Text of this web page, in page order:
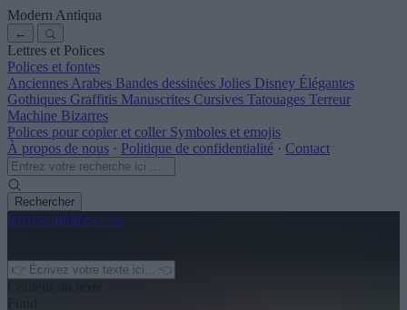
Modern Antiqua
←
Lettres et Polices
Polices et fontes
Anciennes Arabes Bandes dessinées Jolies Disney Élégantes
Gothiques Graffitis Manuscrites Cursives Tatouages Terreur
Machine Bizarres
Polices pour copier et coller Symboles et emojis
À propos de nous · Politique de confidentialité · Contact
Rechercher
lettresetpolices.com